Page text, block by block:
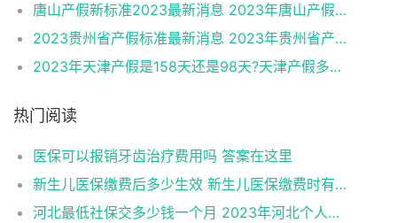
唐山产假新标准2023最新消息 2023年唐山产假有多少天新标准?
2023贵州省产假标准最新消息 2023年贵州省产假有多少天?
2023年天津产假是158天还是98天?天津产假多少天2023新标准
热门阅读
医保可以报销牙齿治疗费用吗 答案在这里
新生儿医保缴费后多少生效 新生儿医保缴费时有何注意事项
河北最低社保交多少钱一个月 2023年河北个人社保缴费标准